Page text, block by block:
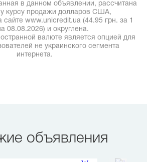
в данном объявлении, рассчитана
курсу продажи долларов США,
сайте www.unicredit.ua (44.95 грн. за 1
08.08.2026) и округлена.
валюте является опцией для
не украинского сегмента
интернета.
объявления